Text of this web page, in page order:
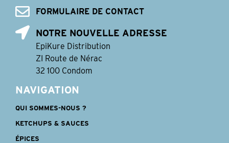
NAVIGATION
QUI SOMMES-NOUS ?
KETCHUPS & SAUCES
ÉPICES
FORMULAIRE DE CONTACT
NOTRE NOUVELLE ADRESSE
EpiKure Distribution
ZI Route de Nérac
32 100 Condom